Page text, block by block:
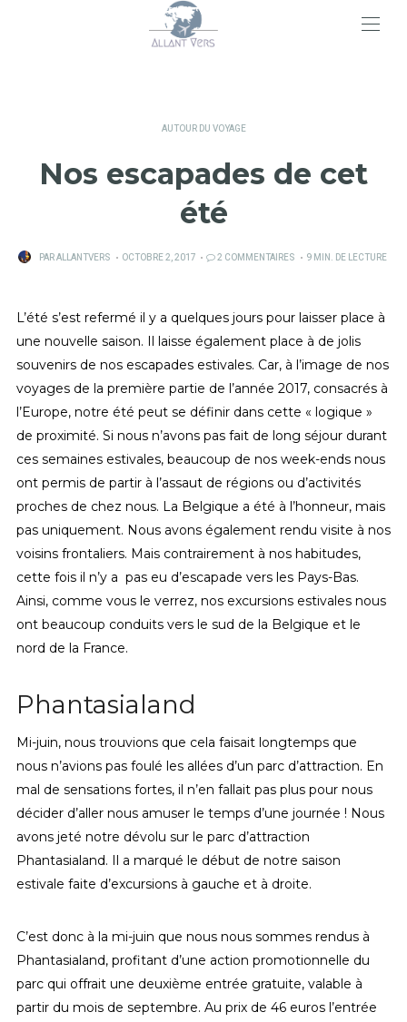
AUTOUR DU VOYAGE
Nos escapades de cet
été
PARALLANTVERS
PUBLIÉ
OCTOBRE 2, 2017 2 COMMENTAIRES 9 MIN. DE LECTURE
L’été s’est refermé il y a quelques jours pour laisser place à
une nouvelle saison. Il laisse également place à de jolis
souvenirs de nos escapades estivales. Car, à l’image de nos
voyages de la première partie de l’année 2017, consacrés à
l’Europe, notre été peut se définir dans cette « logique »
de proximité. Si nous n’avons pas fait de long séjour durant
ces semaines estivales, beaucoup de nos week-ends nous
ont permis de partir à l’assaut de régions ou d’activités
proches de chez nous. La Belgique a été à l’honneur, mais
pas uniquement. Nous avons également rendu visite à nos
voisins frontaliers. Mais contrairement à nos habitudes,
cette fois il n’y a pas eu d’escapade vers les Pays-Bas.
Ainsi, comme vous le verrez, nos excursions estivales nous
ont beaucoup conduits vers le sud de la Belgique et le
nord de la France.
Phantasialand
Mi-juin, nous trouvions que cela faisait longtemps que
nous n’avions pas foulé les allées d’un parc d’attraction. En
mal de sensations fortes, il n’en fallait pas plus pour nous
décider d’aller nous amuser le temps d’une journée ! Nous
avons jeté notre dévolu sur le parc d’attraction
Phantasialand. Il a marqué le début de notre saison
estivale faite d’excursions à gauche et à droite.
C’est donc à la mi-juin que nous nous sommes rendus à
Phantasialand, profitant d’une action promotionnelle du
parc qui offrait une deuxième entrée gratuite, valable à
partir du mois de septembre. Au prix de 46 euros l’entrée